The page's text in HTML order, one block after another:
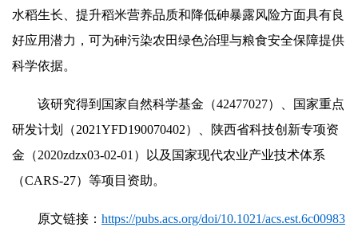
水稻生长、提升稻米营养品质和降低砷暴露风险方面具有良
好应用潜力，可为砷污染农田绿色治理与粮食安全保障提供
科学依据。
该研究得到国家自然科学基金（42477027）、国家重点
研发计划（2021YFD190070402）、陕西省科技创新专项资
金（2020zdzx03-02-01）以及国家现代农业产业技术体系
（CARS-27）等项目资助。
原文链接： https://pubs.acs.org/doi/10.1021/acs.est.6c00983